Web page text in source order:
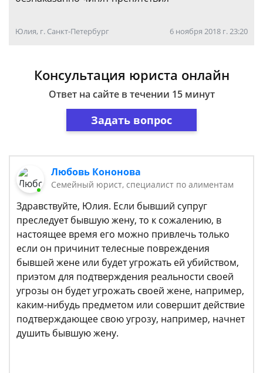
Юлия, г. Санкт-Петербург 6 ноября 2018 г. 23:20
Консультация юриста онлайн
Ответ на сайте в течении 15 минут
Задать вопрос
Любовь Кононова
Семейный юрист, специалист по алиментам
Здравствуйте, Юлия. Если бывший супруг
преследует бывшую жену, то к сожалению, в
настоящее время его можно привлечь только
если он причинит телесные повреждения
бывшей жене или будет угрожать ей убийством,
приэтом для подтверждения реальности своей
угрозы он будет угрожать своей жене, например,
каким-нибудь предметом или совершит действие
подтверждающее свою угрозу, например, начнет
душить бывшую жену.